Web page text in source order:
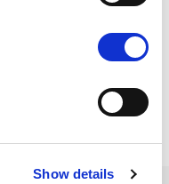
Show details
klo 10–14